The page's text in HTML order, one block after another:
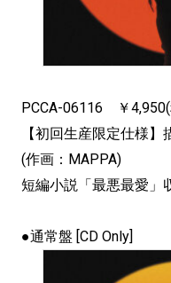
PCCA-06116 ￥
【初回生産限定仕様
(作画：MAPPA)
短編小説「最悪最愛」
●通常盤 [CD Only]